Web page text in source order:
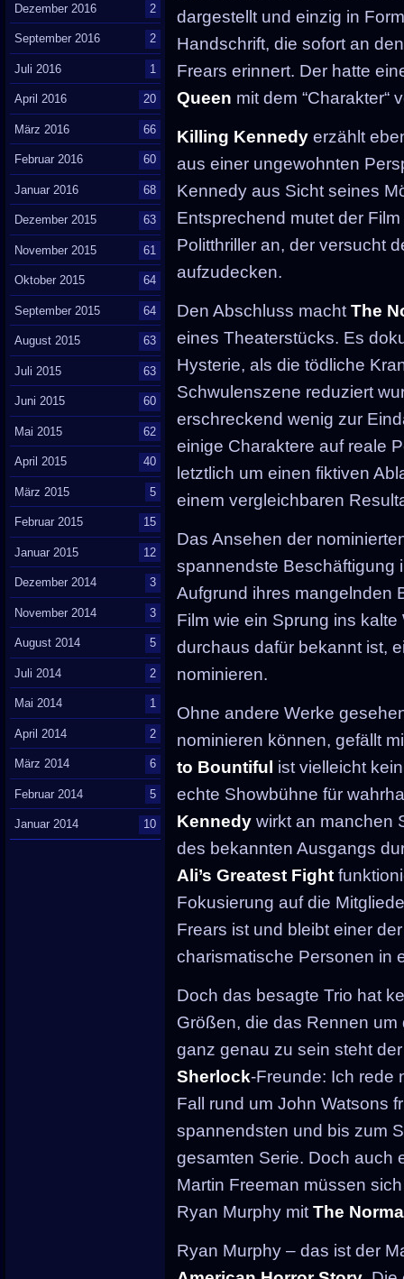
dargestellt und einzig in
Handschrift, die sofort an
Frears erinnert. Der hatte
Queen mit dem “Charakter“
Killing Kennedy erzählt
aus einer ungewohnten
Kennedy aus Sicht seines
Entsprechend mutet der
Politthriller an, der versucht
aufzudecken.
Den Abschluss machtThe
eines Theaterstücks. Es
Hysterie, als die tödliche
Schwulenszene reduziert
erschreckend wenig zur
einige Charaktere auf reale
letztlich um einen fiktiven
einem vergleichbaren
Das Ansehen der
spannendste Beschäftigung
Aufgrund ihres mangelnden
Film wie ein Sprung ins
durchaus dafür bekannt ist,
nominieren.
Ohne andere Werke
nominieren können, gefällt
to Bountiful ist vielleicht
echte Showbühne für
Kennedy wirkt an manchen
des bekannten Ausgangs
Ali’s Greatest Fight
Fokusierung auf die
Frears ist und bleibt einer
charismatische Personen in
Doch das besagte Trio hat
Größen, die das Rennen
ganz genau zu sein steht
Sherlock-Freunde: Ich rede
Fall rund um John Watsons
spannendsten und bis zum
gesamten Serie. Doch auch
Martin Freeman müssen
Ryan Murphy mitThe
Ryan Murphy – das ist der
Dezember 2016 2
September 2016 2
Juli 2016 1
April 2016 20
März 2016 66
Februar 2016 60
Januar 2016 68
Dezember 2015 63
November 2015 61
Oktober 2015 64
September 2015 64
August 2015 63
Juli 2015 63
Juni 2015 60
Mai 2015 62
April 2015 40
März 2015 5
Februar 2015 15
Januar 2015 12
Dezember 2014 3
November 2014 3
August 2014 5
Juli 2014 2
Mai 2014 1
April 2014 2
März 2014 6
Februar 2014 5
Januar 2014 10